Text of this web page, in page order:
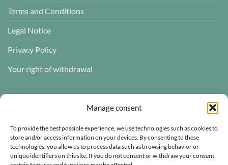
Manage consent
To provide the best possible experience, we use technologies such as cookies to
store and/or access information on your devices. By consenting to these
technologies, you allow us to process data such as browsing behavior or
unique identifiers on this site. If you do not consent or withdraw your consent,
Terms and Conditions
Legal Notice
Privacy Policy
Your right of withdrawal
CUSTOMER REVIEWS
Atelier des ABCDaires